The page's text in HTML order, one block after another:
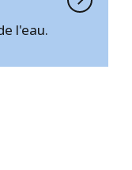
l'eau.